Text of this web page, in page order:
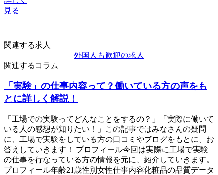
見る
関連する求人
外国人も歓迎の求人
関連するコラム
「実験」の仕事内容って？働いている方の声をも
とに詳しく解説！
「工場での実験ってどんなことをするの？」「実際に働いて
いる人の感想が知りたい！」この記事ではみなさんの疑問
に、工場で実験をしている方の口コミやブログをもとに、お
答えしていきます！ プロフィール今回は実際に工場で実験
の仕事を行なっている方の情報を元に、紹介していきます。
プロフィール年齢21歳性別女性仕事内容化粧品の品質データ